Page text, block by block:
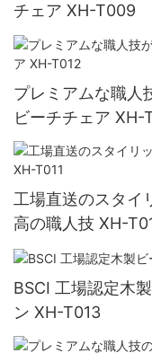
チェア XH-T009
プレミアムな職人
ビーチチェア XH-
工場直送のスタイ
高の職人技 XH-
BSCI 工場認定木
ン XH-T013